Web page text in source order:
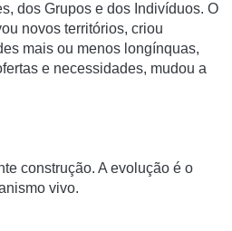
dos Grupos e dos Indivíduos. O
novos territórios, criou
mais ou menos longínquas,
e necessidades, mudou a
construção. A evolução é o
vivo.